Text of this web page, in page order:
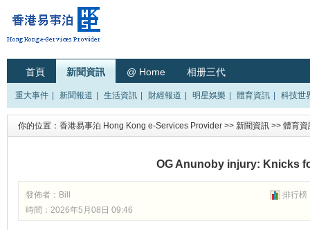
首頁 新聞資訊 @ Home 相册三代
重大事件 新聞報道 生活資訊 財經報道 明星娛樂 體育資訊 科技世
你的位置： 香港易事泊 Hong Kong e-Services Provider >> 新聞資訊 >> 體育資
OG Anunoby injury: Knicks
排行榜
發佈者： Bill
時間：2026年5月08日 09:46